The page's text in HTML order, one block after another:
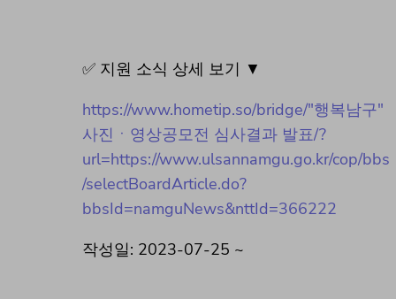
✅ 지원 소식 상세 보기 ▼
https://www.hometip.so/bridge/"행복남구"
사진ㆍ영상공모전 심사결과 발표/?
url=https://www.ulsannamgu.go.kr/cop/bbs
/selectBoardArticle.do?
bbsId=namguNews&nttId=366222
작성일: 2023-07-25 ~